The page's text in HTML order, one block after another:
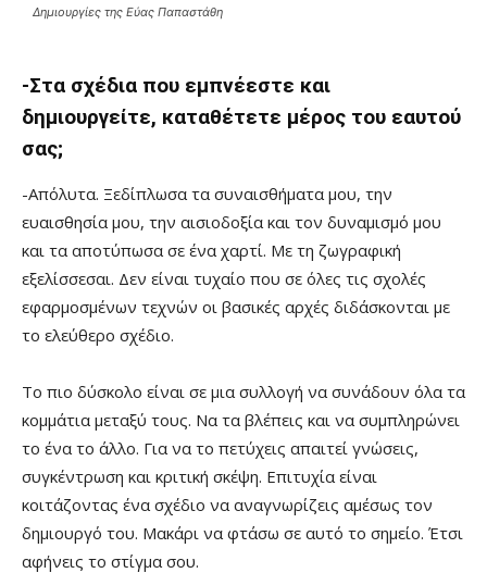
Δημιουργίες της Εύας Παπαστάθη
-Στα σχέδια που εμπνέεστε και
δημιουργείτε, καταθέτετε μέρος του εαυτού
σας;
-Απόλυτα. Ξεδίπλωσα τα συναισθήματα μου, την
ευαισθησία μου, την αισιοδοξία και τον δυναμισμό μου
και τα αποτύπωσα σε ένα χαρτί. Με τη ζωγραφική
εξελίσσεσαι. Δεν είναι τυχαίο που σε όλες τις σχολές
εφαρμοσμένων τεχνών οι βασικές αρχές διδάσκονται με
το ελεύθερο σχέδιο.
Το πιο δύσκολο είναι σε μια συλλογή να συνάδουν όλα τα
κομμάτια μεταξύ τους. Να τα βλέπεις και να συμπληρώνει
το ένα το άλλο. Για να το πετύχεις απαιτεί γνώσεις,
συγκέντρωση και κριτική σκέψη. Επιτυχία είναι
κοιτάζοντας ένα σχέδιο να αναγνωρίζεις αμέσως τον
δημιουργό του. Μακάρι να φτάσω σε αυτό το σημείο. Έτσι
αφήνεις το στίγμα σου.